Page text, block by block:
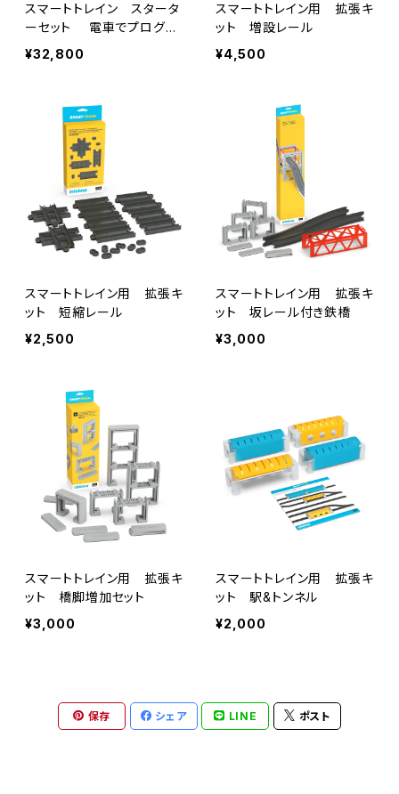
スマートトレイン スタータ
ーセット 電車でプログラ
ミング学習 本体セット
¥32,800
スマートトレイン用 拡張キ
ット 増設レール
¥4,500
スマートトレイン用 拡張キ
ット 短縮レール
¥2,500
スマートトレイン用 拡張キ
ット 坂レール付き鉄橋
¥3,000
スマートトレイン用 拡張キ
ット 橋脚増加セット
¥3,000
スマートトレイン用 拡張キ
ット 駅&トンネル
¥2,000
保存 シェア LINE ポスト